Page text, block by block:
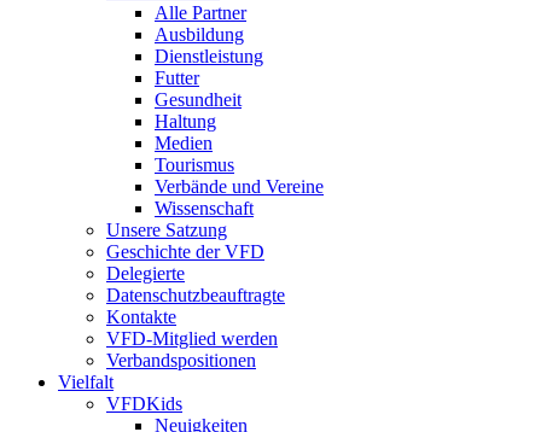
Alle Partner
Ausbildung
Dienstleistung
Futter
Gesundheit
Haltung
Medien
Tourismus
Verbände und Vereine
Wissenschaft
Unsere Satzung
Geschichte der VFD
Delegierte
Datenschutzbeauftragte
Kontakte
VFD-Mitglied werden
Verbandspositionen
Vielfalt
VFDKids
Neuigkeiten